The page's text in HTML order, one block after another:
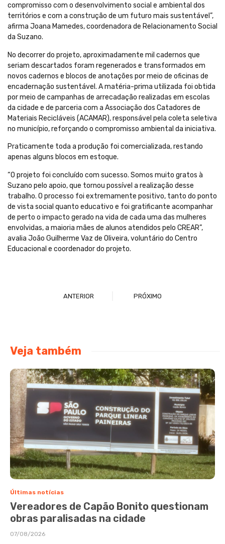
compromisso com o desenvolvimento social e ambiental dos
territórios e com a construção de um futuro mais sustentável”,
afirma Joana Mamedes, coordenadora de Relacionamento Social
da Suzano.
No decorrer do projeto, aproximadamente mil cadernos que
seriam descartados foram regenerados e transformados em
novos cadernos e blocos de anotações por meio de oficinas de
encadernação sustentável. A matéria-prima utilizada foi obtida
por meio de campanhas de arrecadação realizadas em escolas
da cidade e de parceria com a Associação dos Catadores de
Materiais Recicláveis (ACAMAR), responsável pela coleta seletiva
no município, reforçando o compromisso ambiental da iniciativa.
Praticamente toda a produção foi comercializada, restando
apenas alguns blocos em estoque.
“O projeto foi concluído com sucesso. Somos muito gratos à
Suzano pelo apoio, que tornou possível a realização desse
trabalho. O processo foi extremamente positivo, tanto do ponto
de vista social quanto educativo e foi gratificante acompanhar
de perto o impacto gerado na vida de cada uma das mulheres
envolvidas, a maioria mães de alunos atendidos pelo CREAR”,
avalia João Guilherme Vaz de Oliveira, voluntário do Centro
Educacional e coordenador do projeto.
ANTERIOR PRÓXIMO
Veja também
Últimas notícias
Vereadores de Capão Bonito questionam
obras paralisadas na cidade
07/08/2026